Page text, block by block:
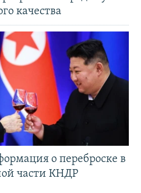
качества
о переброске в
части КНДР